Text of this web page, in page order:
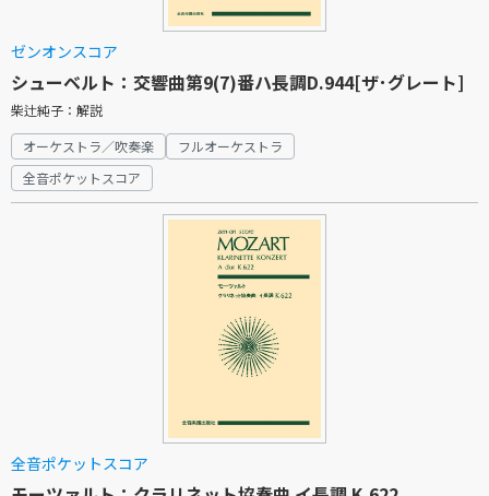
ゼンオンスコア
シューベルト：交響曲第9(7)番ハ長調D.944[ザ･グレート]
柴辻純子：解説
オーケストラ／吹奏楽
フルオーケストラ
全音ポケットスコア
全音ポケットスコア